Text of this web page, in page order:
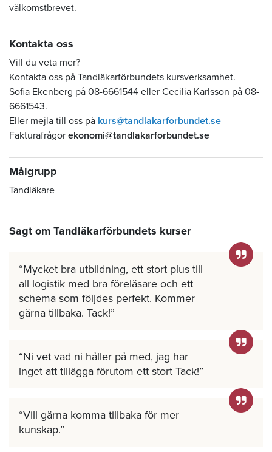
välkomstbrevet.
Kontakta oss
Vill du veta mer?
Kontakta oss på Tandläkarförbundets kursverksamhet.
Sofia Ekenberg på 08-6661544 eller Cecilia Karlsson på 08-
6661543.
Eller mejla till oss på kurs@tandlakarforbundet.se
Fakturafrågor ekonomi@tandlakarforbundet.se
Målgrupp
Tandläkare
Sagt om Tandläkarförbundets kurser
Mycket bra utbildning, ett stort plus till
all logistik med bra föreläsare och ett
schema som följdes perfekt. Kommer
gärna tillbaka. Tack!
Ni vet vad ni håller på med, jag har
inget att tillägga förutom ett stort Tack!
Vill gärna komma tillbaka för mer
kunskap.